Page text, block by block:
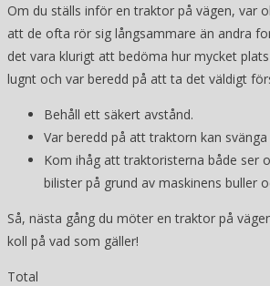
Om du ställs inför en traktor på vägen, var
att de ofta rör sig långsammare än andra
det vara klurigt att bedöma hur mycket
lugnt och var beredd på att ta det väldigt
Behåll ett säkert avstånd.
Var beredd på att traktorn kan
Kom ihåg att traktoristerna både ser
bilister på grund av maskinens buller
Så, nästa gång du möter en traktor på
koll på vad som gäller!
Total